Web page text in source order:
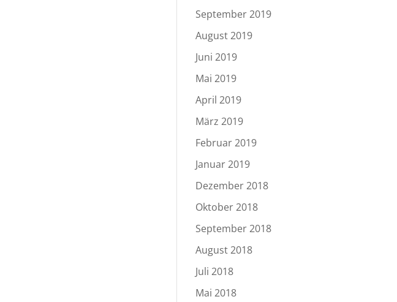
September 2019
August 2019
Juni 2019
Mai 2019
April 2019
März 2019
Februar 2019
Januar 2019
Dezember 2018
Oktober 2018
September 2018
August 2018
Juli 2018
Mai 2018